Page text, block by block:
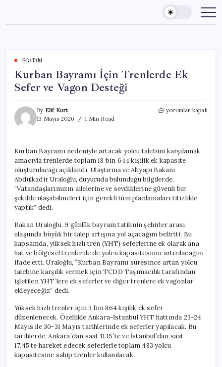
content
EĞITIM
Kurban Bayramı İçin Trenlerde Ek
Sefer ve Vagon Desteği
By Elif Kurt
13 Mayıs 2026
1 Min Read
Kurban
Sefer
ve
Vagon
Desteği
için
yorumlar kapalı
Kurban Bayramı nedeniyle artacak yolcu talebini karşılamak
amacıyla trenlerde toplam 18 bin 644 kişilik ek kapasite
oluşturulacağı açıklandı. Ulaştırma ve Altyapı Bakanı
Abdulkadir Uraloğlu, duyuruda bulunduğu bilgilerde,
“Vatandaşlarımızın ailelerine ve sevdiklerine güvenli bir
şekilde ulaşabilmeleri için gerekli tüm planlamaları titizlikle
yaptık” dedi.
Bakan Uraloğlu, 9 günlük bayram tatilinin şehirler arası
ulaşımda büyük bir talep artışına yol açacağını belirtti. Bu
kapsamda, yüksek hızlı tren (YHT) seferlerine ek olarak ana
hat ve bölgesel trenlerde de yolcu kapasitesinin artırılacağını
ifade etti. Uraloğlu, “Kurban Bayramı süresince artan yolcu
talebine karşılık vermek için TCDD Taşımacılık tarafından
işletilen YHT’lere ek seferler ve diğer trenlere ek vagonlar
ekleyeceğiz” dedi.
Yüksek hızlı trenler için 3 bin 864 kişilik ek sefer
düzenlenecek. Özellikle Ankara-İstanbul YHT hattında 23-24
Mayıs ile 30-31 Mayıs tarihlerinde ek seferler yapılacak. Bu
tarihlerde, Ankara’dan saat 11.15’te ve İstanbul’dan saat
17.45’te hareket edecek seferlerle toplam 483 yolcu
kapasitesine sahip trenler kullanılacak.